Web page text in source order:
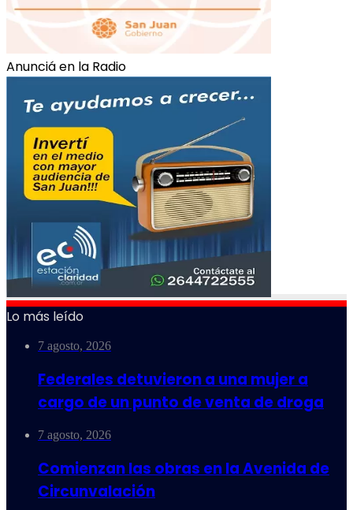
Anunciá en la Radio
Lo más leído
7 agosto, 2026
Federales detuvieron a una mujer a
cargo de un punto de venta de droga
7 agosto, 2026
Comienzan las obras en la Avenida de
Circunvalación